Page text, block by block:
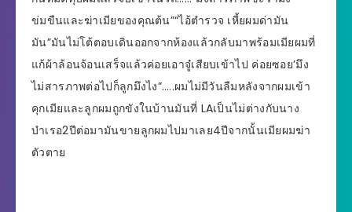
ข่มขืนและฆ่าเมียของคุณต้น”“ไอ้ตำรวจ เหี้ยผมด่ามัน
มัน”มันไม่โต้ตอบเดินออกจากห้องแล้วกลับมาพร้อมเมียผมที่
แก้ผ้าล้อนจ้อนเสร็จแล้วค่อยเอาจู๋เสียบเข้าไป ค่อยซอย’มึง
ไม่สารภาพต่อไปก็ลูกมึงไง”…..ผมไม่มีวันลืมหลังจากผมเข้า
คุกเมียและลูกผมถูกขังในบ้านมันที่ LAเป็นไม่ต่างกับนาง
บำเรอ2ปีต่อมามันขายลูกผมไปมาเลย4ปีจากนั้นเมียผมฆ่า
ตัวตาย